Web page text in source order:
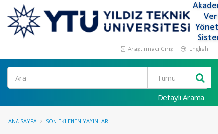
Araştırmacı Girişi English
Ara
Detaylı Arama
ANA SAYFA SON EKLENEN YAYINLAR